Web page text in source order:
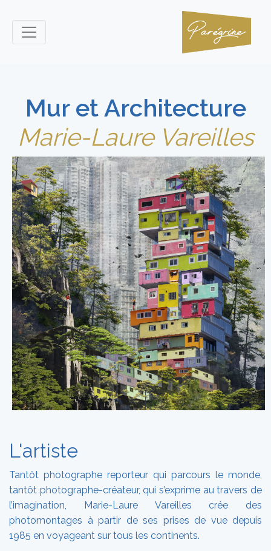
Mur et Architecture
Marie-Laure Vareilles
L'artiste
Tantôt photographe reporteur qui parcours le monde,
tantôt photographe-créateur, qui s’exprime au travers de
l’imagination, Marie-Laure Vareilles crée des
photomontages à partir de ses prises de vue depuis
1985 en voyageant sur tous les continents.